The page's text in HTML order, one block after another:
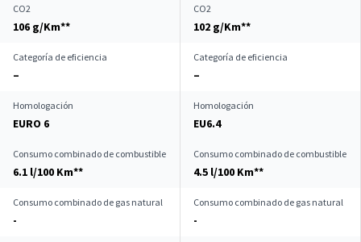
CO2
106 g/Km**
CO2
102 g/Km**
Categoría de eficiencia
–
Categoría de eficiencia
–
Homologación
EURO 6
Homologación
EU6.4
Consumo combinado de combustible
6.1 l/100 Km**
Consumo combinado de combustible
4.5 l/100 Km**
Consumo combinado de gas natural
-
Consumo combinado de gas natural
-